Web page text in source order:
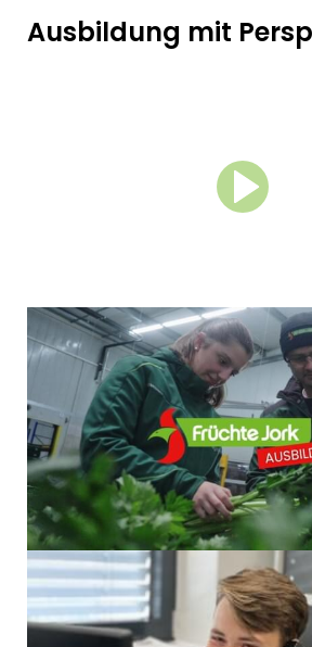
Ausbildung mit
Entdecke unsere
Ausbildungsberufe